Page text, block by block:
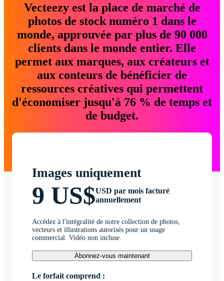
Vecteezy est la place de marché de
photos de stock numéro 1 dans le
monde, approuvée par plus de 90 000
clients dans le monde entier. Elle
permet aux marques, aux créateurs et
aux conteurs de bénéficier de
ressources créatives qui permettent
d'économiser jusqu'à 76 % de temps et
de budget.
Images uniquement
9 US$USD par mois facturé
annuellement
Accédez à l'intégralité de notre collection de photos,
vecteurs et illustrations autorisés pour un usage
commercial. Vidéo non incluse.
Abonnez-vous maintenant
Le forfait comprend :